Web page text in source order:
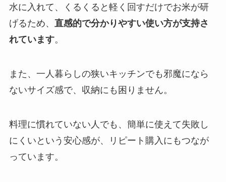
水に入れて、くるくると軽く回すだけでお米が研
げるため、 直感的で分かりやすい使い方が支持さ
れています。
また、一人暮らしの狭いキッチンでも邪魔になら
ないサイズ感で、収納にも困りません。
料理に慣れていない人でも、簡単に使えて失敗し
にくいという安心感が、リピート購入にもつなが
っています。